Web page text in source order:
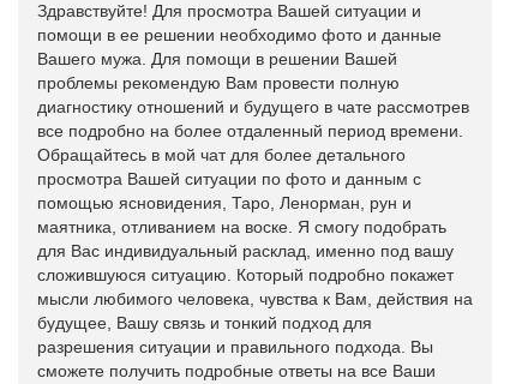
Здравствуйте! Для просмотра Вашей ситуации и
помощи в ее решении необходимо фото и данные
Вашего мужа. Для помощи в решении Вашей
проблемы рекомендую Вам провести полную
диагностику отношений и будущего в чате рассмотрев
все подробно на более отдаленный период времени.
Обращайтесь в мой чат для более детального
просмотра Вашей ситуации по фото и данным с
помощью ясновидения, Таро, Ленорман, рун и
маятника, отливанием на воске. Я смогу подобрать
для Вас индивидуальный расклад, именно под вашу
сложившуюся ситуацию. Который подробно покажет
мысли любимого человека, чувства к Вам, действия на
будущее, Вашу связь и тонкий подход для
разрешения ситуации и правильного подхода. Вы
сможете получить подробные ответы на все Ваши